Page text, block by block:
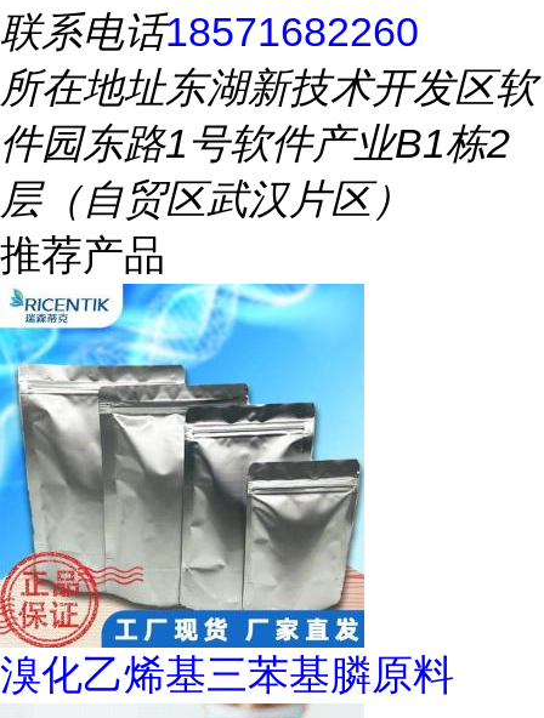
联系电话18571682260
所在地址东湖新技术开发区软
件园东路1号软件产业B1栋2
层（自贸区武汉片区）
推荐产品
溴化乙烯基三苯基膦原料